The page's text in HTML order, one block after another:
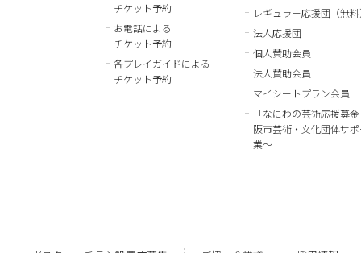
チケット予約
お電話による
チケット予約
各プレイガイドによる
チケット予約
レギュラー応援団（無
法人応援団
個人賛助会員
法人賛助会員
マイシートプラン会員
「なにわの芸術応援募
阪市芸術・文化団体サ
業～